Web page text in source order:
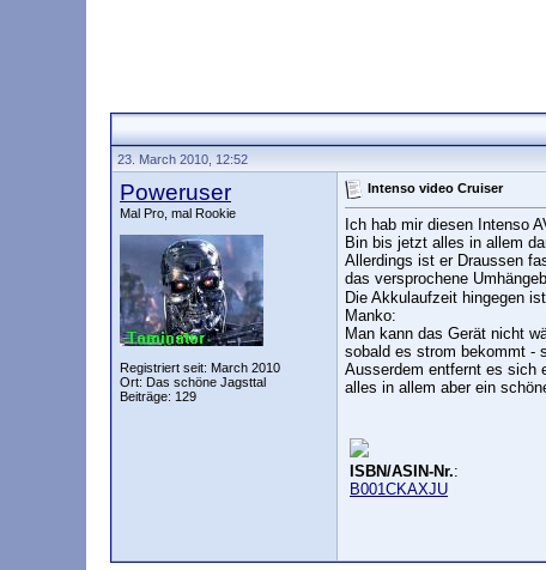
23. March 2010, 12:52
Poweruser
Mal Pro, mal Rookie
Registriert seit: March 2010
Ort: Das schöne Jagsttal
Beiträge: 129
Intenso video Cruiser
Ich hab mir diesen Intenso
Bin bis jetzt alles in allem
Allerdings ist er Draussen
das versprochene
Die Akkulaufzeit hingegen
Manko:
Man kann das Gerät nicht
sobald es strom bekommt -
Ausserdem entfernt es sich
alles in allem aber ein
ISBN/ASIN-Nr.:
B001CKAXJU